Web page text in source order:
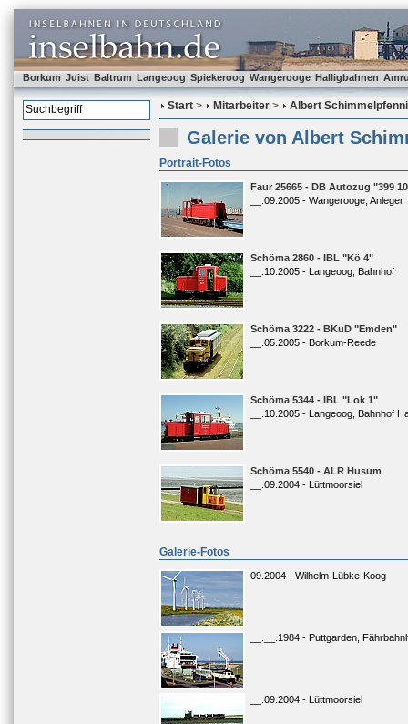
Borkum Juist Baltrum Langeoog Spiekeroog Wangerooge Halligbahnen
Start > Mitarbeiter > Albert
Galerie von Albert
Portrait-Fotos
Faur 25665 - DB Autozug "399
__.09.2005 - Wangerooge, Anleger
Schöma 2860 - IBL "Kö 4"
__.10.2005 - Langeoog, Bahnhof
Schöma 3222 - BKuD "Emden"
__.05.2005 - Borkum-Reede
Schöma 5344 - IBL "Lok 1"
__.10.2005 - Langeoog, Bahnhof
Schöma 5540 - ALR Husum
__.09.2004 - Lüttmoorsiel
Galerie-Fotos
09.2004 - Wilhelm-Lübke-Koog
__.__.1984 - Puttgarden,
__.09.2004 - Lüttmoorsiel